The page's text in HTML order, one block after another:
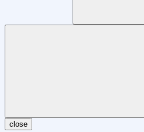
close